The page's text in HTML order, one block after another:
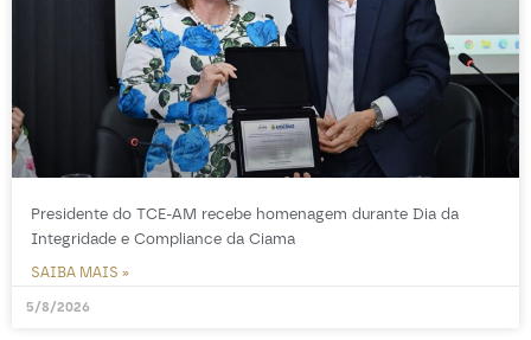
Presidente do TCE-AM recebe homenagem durante Dia da
Integridade e Compliance da Ciama
SAIBA MAIS »
5/8/2026